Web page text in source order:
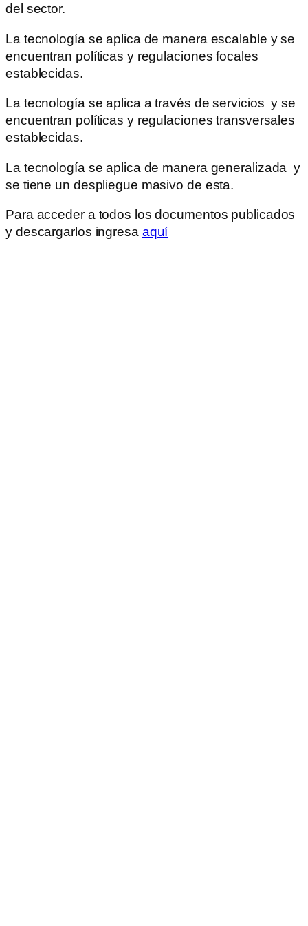
del sector.
La tecnología se aplica de manera escalable y se
encuentran políticas y regulaciones focales
establecidas.
La tecnología se aplica a través de servicios y se
encuentran políticas y regulaciones transversales
establecidas.
La tecnología se aplica de manera generalizada y
se tiene un despliegue masivo de esta.
Para acceder a todos los documentos publicados
y descargarlos ingresa aquí